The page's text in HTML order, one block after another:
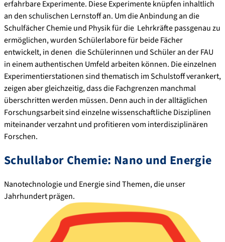
erfahrbare Experimente. Diese Experimente knüpfen inhaltlich
an den schulischen Lernstoff an. Um die Anbindung an die
Schulfächer Chemie und Physik für die Lehrkräfte passgenau zu
ermöglichen, wurden Schülerlabore für beide Fächer
entwickelt, in denen die Schülerinnen und Schüler an der FAU
in einem authentischen Umfeld arbeiten können. Die einzelnen
Experimentierstationen sind thematisch im Schulstoff verankert,
zeigen aber gleichzeitig, dass die Fachgrenzen manchmal
überschritten werden müssen. Denn auch in der alltäglichen
Forschungsarbeit sind einzelne wissenschaftliche Disziplinen
miteinander verzahnt und profitieren vom interdisziplinären
Forschen.
Schullabor Chemie: Nano und Energie
Nanotechnologie und Energie sind Themen, die unser
Jahrhundert prägen.